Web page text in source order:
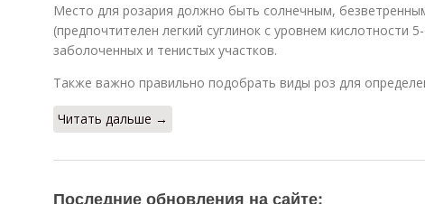
Место для розария должно быть солнечным,
(предпочтителен легкий суглинок с уровнем кислотности
заболоченных и тенистых участков.
Также важно правильно подобрать виды роз для
Читать дальше →
Последние обновления на сайте: